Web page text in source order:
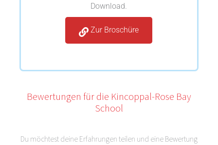
Download.
Zur Broschüre
Bewertungen für die Kincoppal-Rose Bay
School
Du möchtest deine Erfahrungen teilen und eine Bewertung